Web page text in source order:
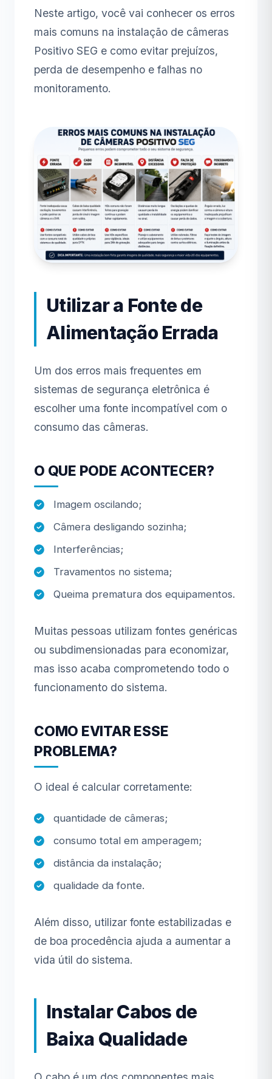
Neste artigo, você vai conhecer os erros
mais comuns na instalação de câmeras
Positivo SEG e como evitar prejuízos,
perda de desempenho e falhas no
monitoramento.
Utilizar a Fonte de
Alimentação Errada
Um dos erros mais frequentes em
sistemas de segurança eletrônica é
escolher uma fonte incompatível com o
consumo das câmeras.
O QUE PODE ACONTECER?
Imagem oscilando;
Câmera desligando sozinha;
Interferências;
Travamentos no sistema;
Queima prematura dos equipamentos.
Muitas pessoas utilizam fontes genéricas
ou subdimensionadas para economizar,
mas isso acaba comprometendo todo o
funcionamento do sistema.
COMO EVITAR ESSE
PROBLEMA?
O ideal é calcular corretamente:
quantidade de câmeras;
consumo total em amperagem;
distância da instalação;
qualidade da fonte.
Além disso, utilizar fonte estabilizadas e
de boa procedência ajuda a aumentar a
vida útil do sistema.
Instalar Cabos de
Baixa Qualidade